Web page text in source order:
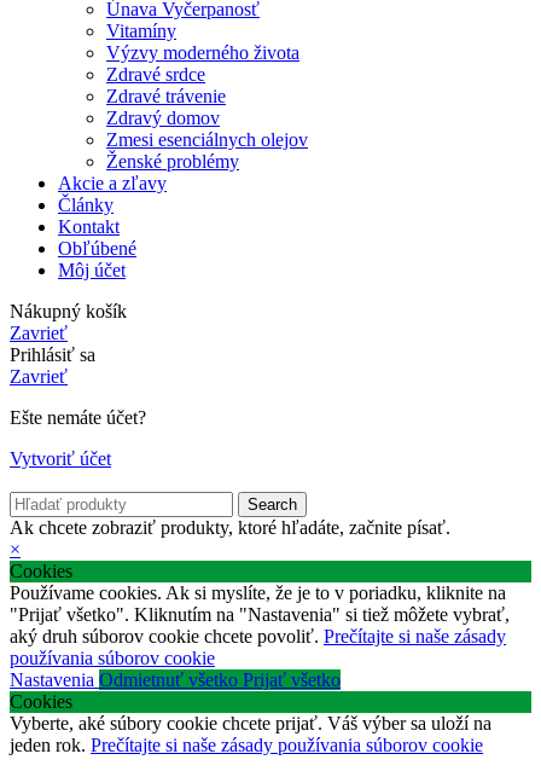
Únava Vyčerpanosť
Vitamíny
Výzvy moderného života
Zdravé srdce
Zdravé trávenie
Zdravý domov
Zmesi esenciálnych olejov
Ženské problémy
Akcie a zľavy
Články
Kontakt
Obľúbené
Môj účet
Nákupný košík
Zavrieť
Prihlásiť sa
Zavrieť
Ešte nemáte účet?
Vytvoriť účet
Search
Ak chcete zobraziť produkty, ktoré hľadáte, začnite písať.
×
Cookies
Používame cookies. Ak si myslíte, že je to v poriadku, kliknite na
"Prijať všetko". Kliknutím na "Nastavenia" si tiež môžete vybrať,
aký druh súborov cookie chcete povoliť. Prečítajte si naše zásady
používania súborov cookie
Nastavenia Odmietnuť všetko Prijať všetko
Cookies
Vyberte, aké súbory cookie chcete prijať. Váš výber sa uloží na
jeden rok. Prečítajte si naše zásady používania súborov cookie